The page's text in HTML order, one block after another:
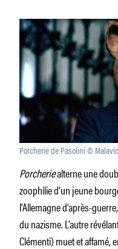
Porcherie de Pasolini ©
Porcheriealterne une
zoophilie d’un jeune
l’Allemagne d’après-
du nazisme. L’autre
Clémenti) muet et affamé,